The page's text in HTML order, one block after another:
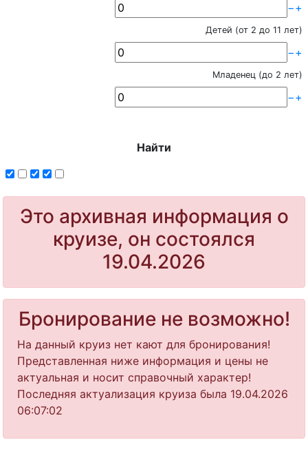
−+
Детей (от 2 до 11 лет)
−+
Младенец (до 2 лет)
−+
Найти
Это архивная информация о
круизе, он состоялся
19.04.2026
Бронирование не возможно!
На данный круиз нет кают для бронирования!
Представленная ниже информация и цены не
актуальная и носит справочный характер!
Последняя актуализация круиза была 19.04.2026
06:07:02